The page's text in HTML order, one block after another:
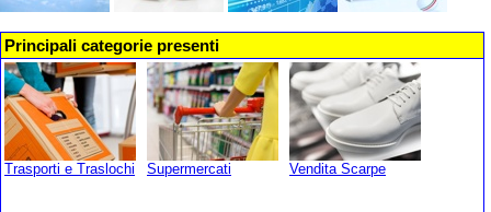
Principali categorie presenti
Trasporti e Traslochi Supermercati Vendita Scarpe